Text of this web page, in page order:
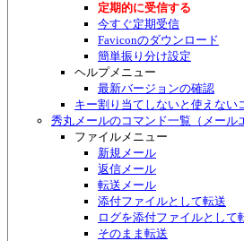
定期的に受信する
今すぐ定期受信
Faviconのダウンロード
簡単振り分け設定
ヘルプメニュー
最新バージョンの確認
キー割り当てしないと使えない
秀丸メールのコマンド一覧（メール
ファイルメニュー
新規メール
返信メール
転送メール
添付ファイルとして転送
ログを添付ファイルとして
そのまま転送